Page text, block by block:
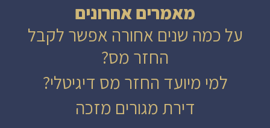
מאמרים אחרונים
על כמה שנים אחורה אפשר לקבל
החזר מס?
למי מיועד החזר מס דיגיטלי?
דירת מגורים מזכה